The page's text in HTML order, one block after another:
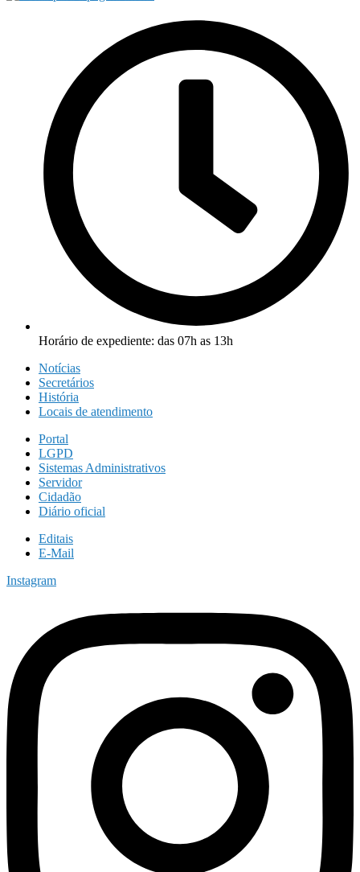
Horário de expediente: das 07h as 13h
Notícias
Secretários
História
Locais de atendimento
Portal
LGPD
Sistemas Administrativos
Servidor
Cidadão
Diário oficial
Editais
E-Mail
Instagram